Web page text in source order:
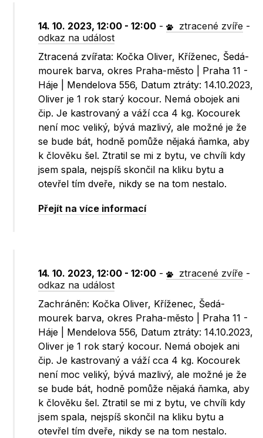
14. 10. 2023, 12:00 - 12:00 - ztracené zvíře -
odkaz na událost
Ztracená zvířata: Kočka Oliver, Kříženec, Šedá-
mourek barva, okres Praha-město | Praha 11 -
Háje | Mendelova 556, Datum ztráty: 14.10.2023,
Oliver je 1 rok starý kocour. Nemá obojek ani
čip. Je kastrovaný a váží cca 4 kg. Kocourek
není moc veliký, bývá mazlivý, ale možné je že
se bude bát, hodně pomůže nějaká ňamka, aby
k člověku šel. Ztratil se mi z bytu, ve chvíli kdy
jsem spala, nejspíš skončil na kliku bytu a
otevřel tím dveře, nikdy se na tom nestalo.
Přejít na více informací
14. 10. 2023, 12:00 - 12:00 - ztracené zvíře -
odkaz na událost
Zachráněn: Kočka Oliver, Kříženec, Šedá-
mourek barva, okres Praha-město | Praha 11 -
Háje | Mendelova 556, Datum ztráty: 14.10.2023,
Oliver je 1 rok starý kocour. Nemá obojek ani
čip. Je kastrovaný a váží cca 4 kg. Kocourek
není moc veliký, bývá mazlivý, ale možné je že
se bude bát, hodně pomůže nějaká ňamka, aby
k člověku šel. Ztratil se mi z bytu, ve chvíli kdy
jsem spala, nejspíš skončil na kliku bytu a
otevřel tím dveře, nikdy se na tom nestalo.